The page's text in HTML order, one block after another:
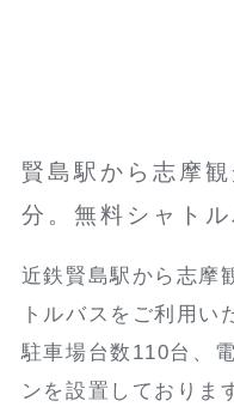
賢島駅から志摩
分。無料シャトル
近鉄賢島駅から志摩
トルバスをご利用い
駐車場台数110台、
ンを設置しておりま